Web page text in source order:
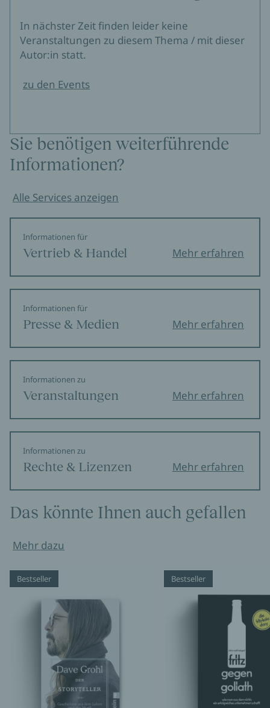
In nächster Zeit finden leider keine
Veranstaltungen zu diesem Thema / mit dieser
Autor:in statt.
zu den Events
Sie benötigen weiterführende
Informationen?
Alle Services anzeigen
Informationen für
Vertrieb & Handel Mehr erfahren
Informationen für
Presse & Medien Mehr erfahren
Informationen zu
Veranstaltungen Mehr erfahren
Informationen zu
Rechte & Lizenzen Mehr erfahren
Das könnte Ihnen auch gefallen
Mehr dazu
Bestseller Bestseller